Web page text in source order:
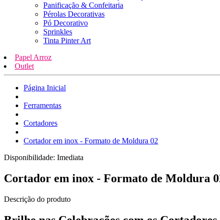
Panificação & Confeitaria
Pérolas Decorativas
Pó Decorativo
Sprinkles
Tinta Pinter Art
Papel Arroz
Outlet
Página Inicial
Ferramentas
Cortadores
Cortador em inox - Formato de Moldura 02
Disponibilidade: Imediata
Cortador em inox - Formato de Moldura
Descrição do produto